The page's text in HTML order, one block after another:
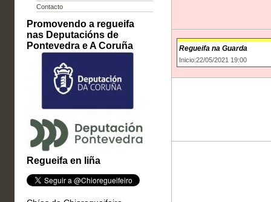
Contacto
Promovendo a regueifa
nas Deputacións de
Pontevedra e A Coruña
Regueifa en liña
Regueifa na Guarda
Inicio:22/05/2021 19:00